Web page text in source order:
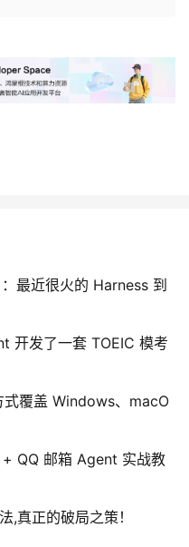
最近很火的 Harness 到
开发了一套 TOEIC 模考
覆盖 Windows、macO
QQ 邮箱 Agent 实战教
,真正的破局之策！